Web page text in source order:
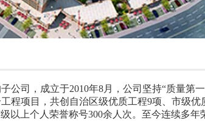
司，成立于2010年8月，公司坚持“质量第
项目，共创自治区级优质工程9项、市级优
上个人荣誉称号300余人次。至今连续多